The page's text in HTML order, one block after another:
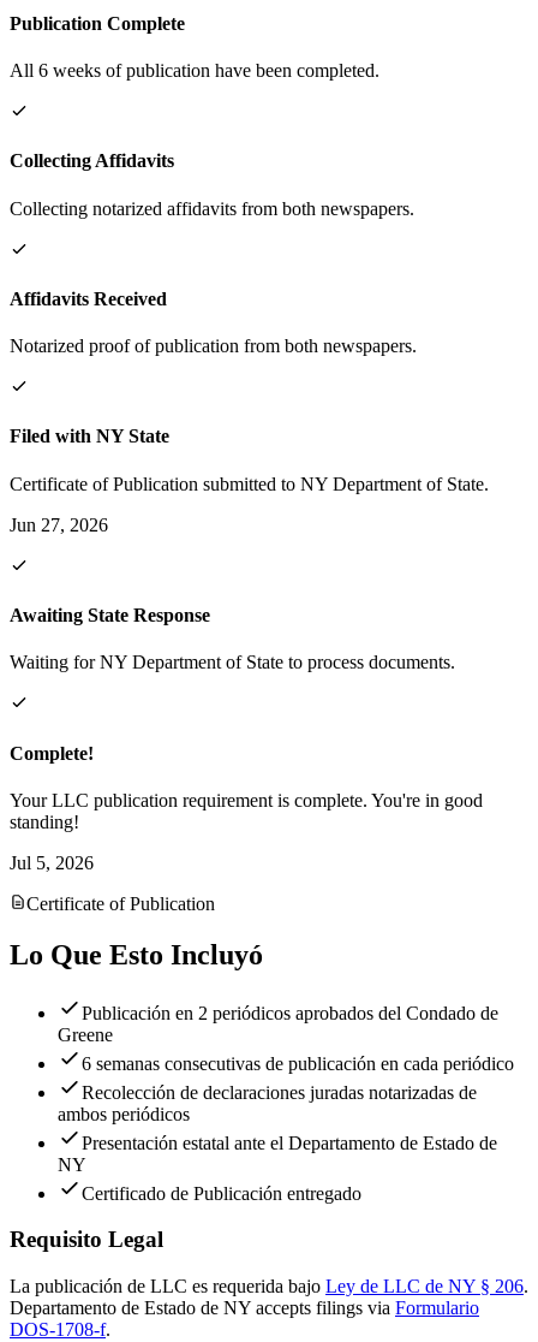
Publication Complete
All 6 weeks of publication have been completed.
Collecting Affidavits
Collecting notarized affidavits from both newspapers.
Affidavits Received
Notarized proof of publication from both newspapers.
Filed with NY State
Certificate of Publication submitted to NY Department of State.
Jun 27, 2026
Awaiting State Response
Waiting for NY Department of State to process documents.
Complete!
Your LLC publication requirement is complete. You're in good
standing!
Jul 5, 2026
Certificate of Publication
Lo Que Esto Incluyó
Publicación en 2 periódicos aprobados del Condado de
Greene
6 semanas consecutivas de publicación en cada periódico
Recolección de declaraciones juradas notarizadas de
ambos periódicos
Presentación estatal ante el Departamento de Estado de
NY
Certificado de Publicación entregado
Requisito Legal
La publicación de LLC es requerida bajo Ley de LLC de NY § 206.
Departamento de Estado de NY accepts filings via Formulario
DOS-1708-f.